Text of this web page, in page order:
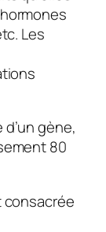
Les
gène,
80
consacrée